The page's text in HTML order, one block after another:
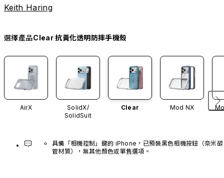
Keith Haring
選擇產品Clear 抗黃化透明防摔手機殼
AirX
SolidX/
SolidSuit
Clear Mod NX
具備「相機控制」鍵的 iPhone，已預裝黑色相機按鈕（奈米碳
管材質），無其他顏色或單售選項。